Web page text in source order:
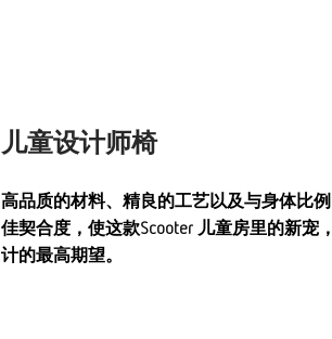
儿童设计师椅
高品质的材料、精良的工艺以及与身体比
佳契合度，使这款Scooter 儿童房里的新
计的最高期望。